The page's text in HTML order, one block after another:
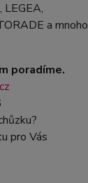
LEGEA,
a mnoho
poradíme.
pro Vás